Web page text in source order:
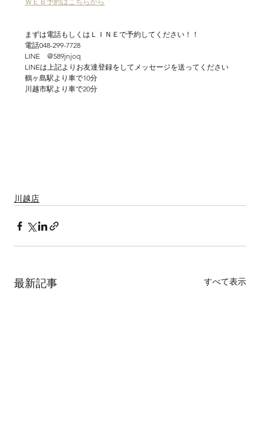
まずは電話もしくはＬＩＮＥで予約してください！！
電話048-299-7728
LINE　@589jnjoq
LINEは上記よりお友達登録をしてメッセージを送ってください
鶴ヶ島駅より車で10分
川越市駅より車で20分
川越店
最新記事 すべて表示